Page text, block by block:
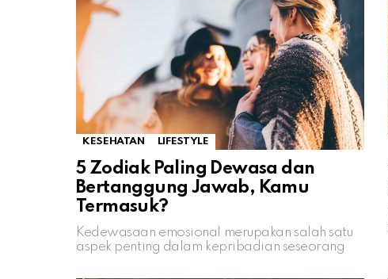
KESEHATAN LIFESTYLE
5 Zodiak Paling Dewasa dan
Bertanggung Jawab, Kamu
Termasuk?
Kedewasaan emosional merupakan salah satu
aspek penting dalam kepribadian seseorang